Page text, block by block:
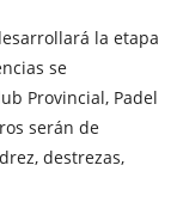
la etapa
se
Provincial, Padel
serán de
destrezas,